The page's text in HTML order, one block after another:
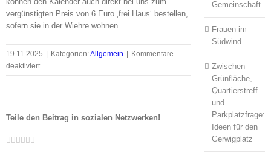
vergünstigten Preis von 6 Euro ‚frei Haus‘ bestellen,
sofern sie in der Wiehre wohnen.
19.11.2025 Kategorien:Allgemein
Kommentare
deaktiviertfür
Für
die
Teile den Beitrag in sozialen Netzwerken!
Facebook
Twitter
LinkedIn
Whatsapp
Google+
Pinterest
Gemeinschaft
Frauen im
Südwind
Zwischen
Grünfläche,
Quartierstreff
und
Parkplatzfrage:
Ideen für den
Gerwigplatz